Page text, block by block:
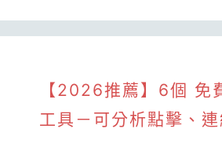
【2026推薦】6個 免
工具－可分析點擊、